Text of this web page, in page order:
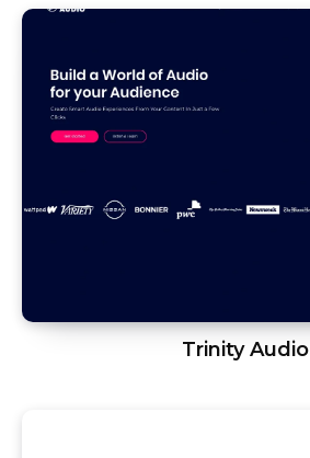
Trinity Audio